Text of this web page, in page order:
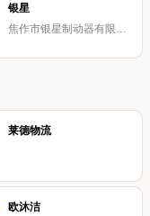
银星
莱德物流
欧沐洁